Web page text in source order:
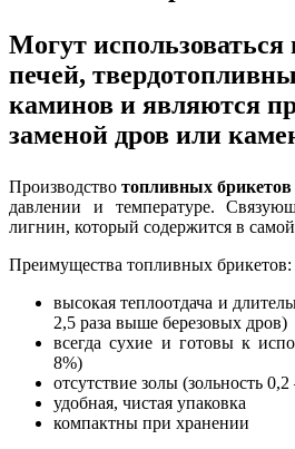
Могут
печей,
каминов и являются
заменой дров или
Производствотопливных брикетов
давлении и температуре.
лигнин, который содержится в
Преимущества топливных брикетов:
высокая теплоотдача и
2,5 раза выше березовых дров)
всегда сухие и готовы к
8%)
отсутствие золы (зольность
удобная, чистая упаковка
компактны при хранении